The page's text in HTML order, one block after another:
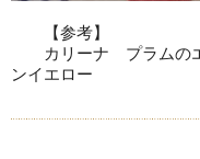
【参考】
カリーナ プラムの
ンイエロー